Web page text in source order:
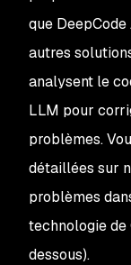
que
autres
analysent le
LLM pour
problèmes.
détaillées sur
problèmes
technologie de
dessous).